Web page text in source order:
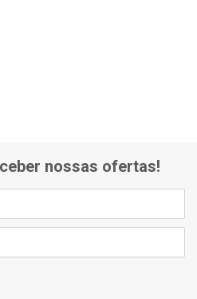
nossas ofertas!